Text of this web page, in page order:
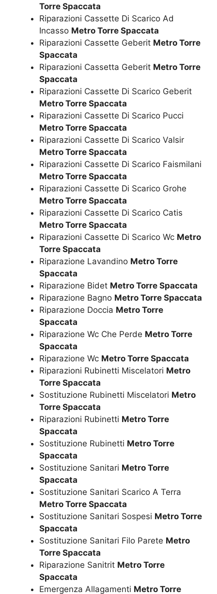
Torre Spaccata
Riparazioni Cassette Di Scarico Ad
Incasso Metro Torre Spaccata
Riparazioni Cassette Geberit Metro Torre
Spaccata
Riparazioni Cassetta Geberit Metro Torre
Spaccata
Riparazioni Cassette Di Scarico Geberit
Metro Torre Spaccata
Riparazioni Cassette Di Scarico Pucci
Metro Torre Spaccata
Riparazioni Cassette Di Scarico Valsir
Metro Torre Spaccata
Riparazioni Cassette Di Scarico Faismilani
Metro Torre Spaccata
Riparazioni Cassette Di Scarico Grohe
Metro Torre Spaccata
Riparazioni Cassette Di Scarico Catis
Metro Torre Spaccata
Riparazioni Cassette Di Scarico Wc Metro
Torre Spaccata
Riparazione Lavandino Metro Torre
Spaccata
Riparazione Bidet Metro Torre Spaccata
Riparazione Bagno Metro Torre Spaccata
Riparazione Doccia Metro Torre
Spaccata
Riparazione Wc Che Perde Metro Torre
Spaccata
Riparazione Wc Metro Torre Spaccata
Riparazioni Rubinetti Miscelatori Metro
Torre Spaccata
Sostituzione Rubinetti Miscelatori Metro
Torre Spaccata
Riparazioni Rubinetti Metro Torre
Spaccata
Sostituzione Rubinetti Metro Torre
Spaccata
Sostituzione Sanitari Metro Torre
Spaccata
Sostituzione Sanitari Scarico A Terra
Metro Torre Spaccata
Sostituzione Sanitari Sospesi Metro Torre
Spaccata
Sostituzione Sanitari Filo Parete Metro
Torre Spaccata
Riparazione Sanitrit Metro Torre
Spaccata
Emergenza Allagamenti Metro Torre